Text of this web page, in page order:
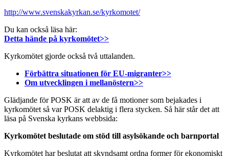
http://www.svenskakyrkan.se/kyrkomotet/
Du kan också läsa här:
Detta hände på kyrkomötet>>
Kyrkomötet gjorde också två uttalanden.
Förbättra situationen för EU-migranter>>
Om utvecklingen i mellanöstern>>
Glädjande för POSK är att av de få motioner som bejakades i
kyrkomötet så var POSK delaktig i flera stycken. Så här står det att
läsa på Svenska kyrkans webbsida:
Kyrkomötet beslutade om stöd till asylsökande och barnportal
Kyrkomötet har beslutat att skyndsamt ordna former för ekonomiskt